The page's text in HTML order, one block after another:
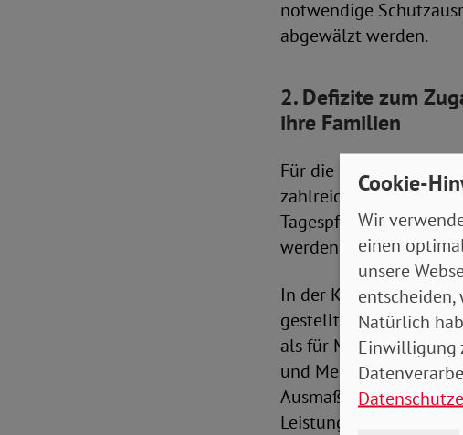
notwendige
abgewälzt werden.
2. Defizite zum
ihre Familien
Für die betroffenen
zahlreiche ambulante
werden, 24-Stunden-
In der Krise blieben
gestellt,
als für Menschen, die
und Menschen mit
Ausmaß externe
Leistungen.
Cookie-
Wir
einen
unsere
Natürlich
Einwilligung